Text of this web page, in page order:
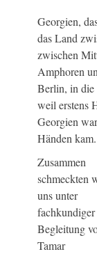
Georgien,
das Land
zwischen
Amphoren
Berlin, in die
weil erstens
Georgien
Händen
Zusammen
schmeckten
uns unter
fachkundiger
Begleitung
Tamar